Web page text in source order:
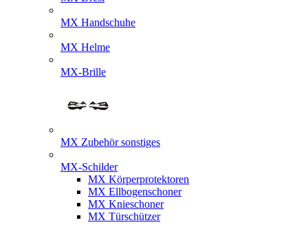
MX Handschuhe
MX Helme
MX-Brille
MX Zubehör sonstiges
MX-Schilder
MX Körperprotektoren
MX Ellbogenschoner
MX Knieschoner
MX Türschützer